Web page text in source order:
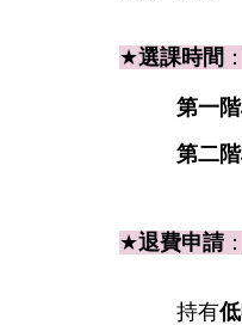
★選課時間 ：
第一
第二
★退費申請 ：
持有